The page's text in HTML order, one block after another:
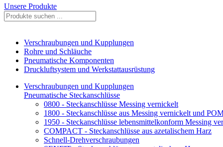
Unsere Produkte
Verschraubungen und Kupplungen
Rohre und Schläuche
Pneumatische Komponenten
Druckluftsystem und Werkstattausrüstung
Verschraubungen und Kupplungen
Pneumatische Steckanschlüsse
0800 - Steckanschlüsse Messing vernickelt
1800 - Steckanschlüsse aus Messing vernickelt und
1950 - Steckanschlüsse lebensmittelkonform Messing
COMPACT - Steckanschlüsse aus azetalischem Harz
Schnell-Drehverschraubungen